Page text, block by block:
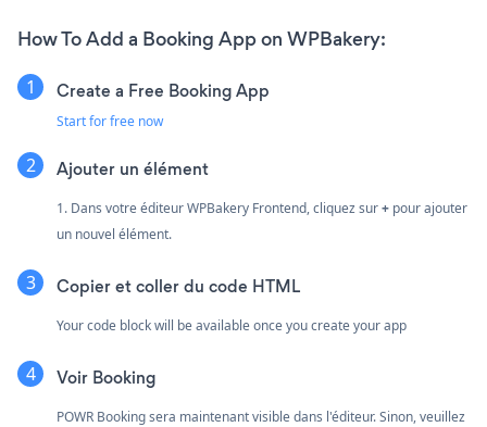
How To Add a Booking App on WPBakery:
Create a Free Booking App
Start for free now
Ajouter un élément
1. Dans votre éditeur WPBakery Frontend, cliquez sur+ pour ajouter
un nouvel élément.
Copier et coller du code HTML
Your code block will be available once you create your app
Voir Booking
POWR Booking sera maintenant visible dans l'éditeur. Sinon, veuillez